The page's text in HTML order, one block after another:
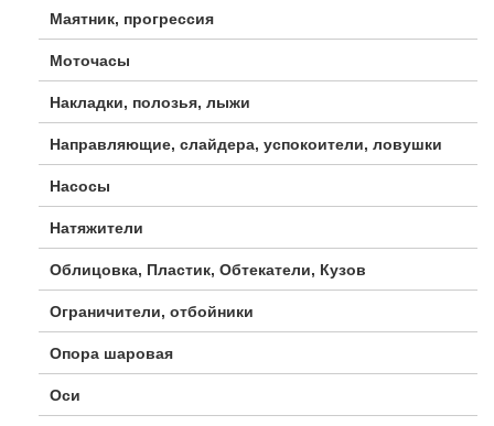
Маятник, прогрессия
Моточасы
Накладки, полозья, лыжи
Направляющие, слайдера, успокоители, ловушки
Насосы
Натяжители
Облицовка, Пластик, Обтекатели, Кузов
Ограничители, отбойники
Опора шаровая
Оси